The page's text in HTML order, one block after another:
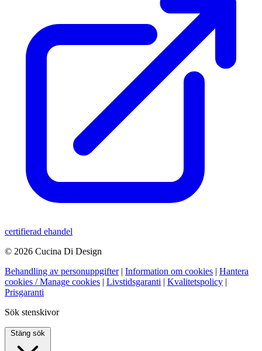
certifierad ehandel
© 2026 Cucina Di Design
Behandling av personuppgifter | Information om cookies | Hantera
cookies / Manage cookies | Livstidsgaranti | Kvalitetspolicy |
Prisgaranti
Sök stenskivor
Stäng sök